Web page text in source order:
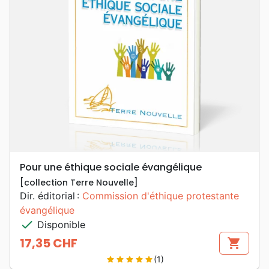
Pour une éthique sociale évangélique
[collection Terre Nouvelle]
Dir. éditorial : Commission d'éthique protestante
évangélique
check Disponible
Prix
17,35 CHF shopping_cart
star star star star star(1)